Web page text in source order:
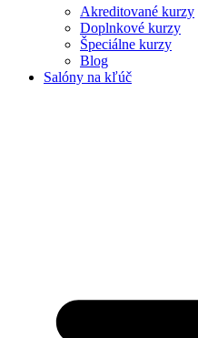
Akreditované kurzy
Doplnkové kurzy
Špeciálne kurzy
Blog
Salóny na kľúč